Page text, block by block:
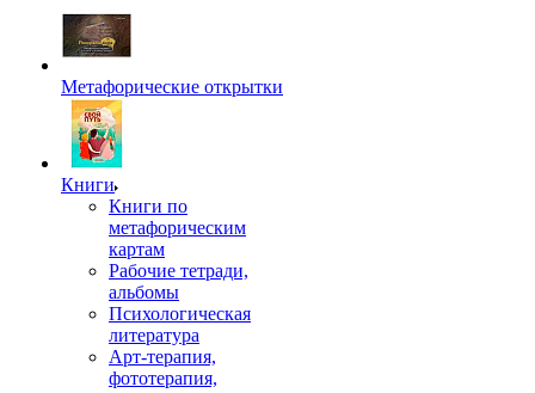
Метафорические открытки
Книги
Книги по
метафорическим
картам
Рабочие тетради,
альбомы
Психологическая
литература
Арт-терапия,
фототерапия,